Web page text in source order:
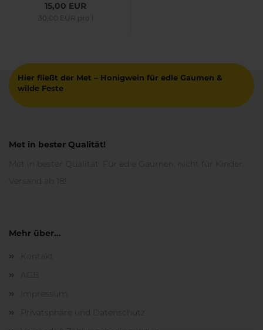
15,00 EUR
30,00 EUR pro l
Hier fließt der Met – Honigwein für edle Gaumen &
wilde Feste
Met in bester Qualität!
Met in bester Qualität. Für edle Gaumen, nicht für Kinder.
Versand ab 18!
Mehr über...
Kontakt
Impressum
Privatsphäre und Datenschutz